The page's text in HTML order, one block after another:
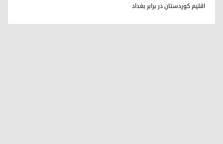
اقلیم کوردستان در برابر بغداد